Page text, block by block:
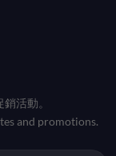
活動。
and promotions.